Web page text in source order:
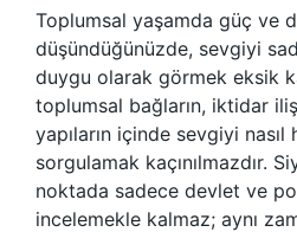
Toplumsal yaşamda güç ve
düşündüğünüzde, sevgiyi
duygu olarak görmek eksik
toplumsal bağların, iktidar
yapıların içinde sevgiyi
sorgulamak kaçınılmazdır.
noktada sadece devlet ve
incelemekle kalmaz; aynı